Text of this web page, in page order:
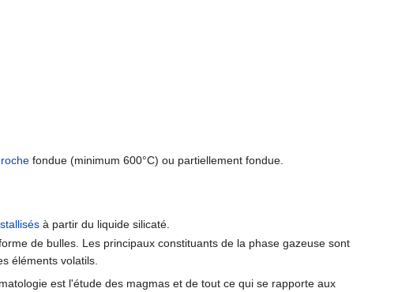
roche fondue (minimum 600°C) ou partiellement fondue.
à partir du liquide silicaté.
de bulles. Les principaux constituants de la phase gazeuse sont
éléments volatils.
est l'étude des magmas et de tout ce qui se rapporte aux